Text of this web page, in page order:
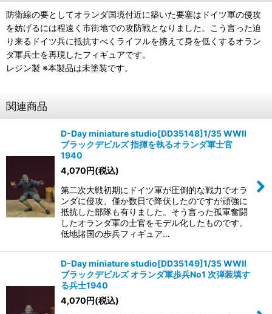
防衛線の要としてオランダ国境付近に築いた要塞はドイツ軍の侵攻
を妨げるには程遠く市街地での攻防戦となりました。こう言った迫
り来るドイツ兵に抵抗すべくライフルを携えて身を低くするオラン
ダ軍兵士を再現したフィギュアです。
レジン製 ※本製品は未塗装です。
関連商品
D-Day miniature studio[DD35148]1/35 WWII
ブラックデビルズ 指揮を執るオランダ軍士官
1940
4,070円(税込)
第二次大戦初期にドイツ軍が圧倒的な戦力でオラ
ンダに侵攻、僅か数日で降伏したのですが頑強に
抵抗した部隊も有りました。そう言った孤軍奮闘
したオランダ軍の士官をモデル化したものです。
低地諸国の歩兵フィギュア…
D-Day miniature studio[DD35149]1/35 WWII
ブラックデビルズ オランダ軍歩兵No1 次弾装填す
る兵士1940
4,070円(税込)